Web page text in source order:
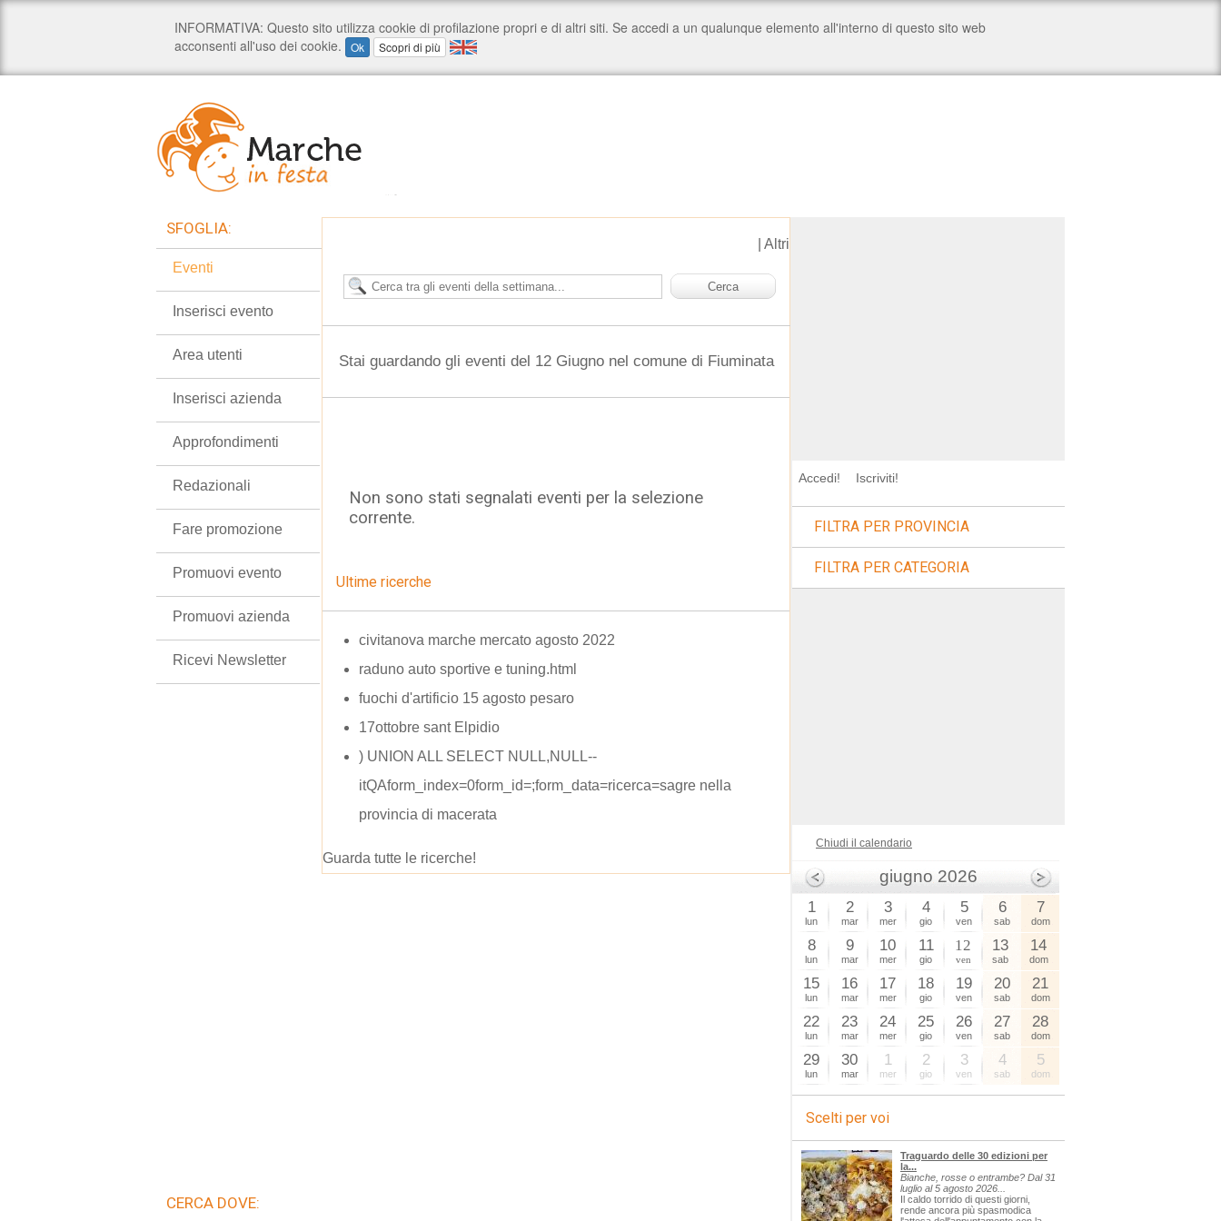
Altri
Stai guardando gli eventi del 12 Giugno nel comune di Fiuminata
Non sono stati segnalati eventi per la selezione
corrente.
Ultime ricerche
civitanova marche mercato agosto 2022
raduno auto sportive e tuning.html
fuochi d'artificio 15 agosto pesaro
17ottobre sant Elpidio
) UNION ALL SELECT NULL,NULL--
itQAform_index=0form_id=;form_data=ricerca=sagre nella
provincia di macerata
Guarda tutte le ricerche!
SFOGLIA:
Eventi
Inserisci evento
Area utenti
Inserisci azienda
Approfondimenti
Redazionali
Fare promozione
Promuovi evento
Promuovi azienda
Ricevi Newsletter
CERCA DOVE:
Accedi! Iscriviti!
FILTRA PER PROVINCIA
FILTRA PER CATEGORIA
Chiudi il calendario
giugno 2026
1
lun
2
mar
3
mer
4
gio
5
ven
6
sab
7
dom
8
lun
9
mar
10
mer
11
gio
12
ven
13
sab
14
dom
15
lun
16
mar
17
mer
18
gio
19
ven
20
sab
21
dom
22
lun
23
mar
24
mer
25
gio
26
ven
27
sab
28
dom
29
lun
30
mar
1
mer
2
gio
3
ven
4
sab
5
dom
Scelti per voi
Traguardo delle 30 edizioni per
la...
Bianche, rosse o entrambe? Dal 31
luglio al 5 agosto 2026...
Il caldo torrido di questi giorni,
rende ancora più spasmodica